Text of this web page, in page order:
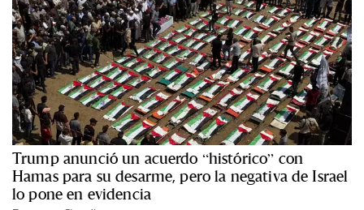
Trump anunció un acuerdo “histórico” con
Hamas para su desarme, pero la negativa de Israel
lo pone en evidencia